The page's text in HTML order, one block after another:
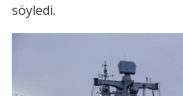
söyledi.